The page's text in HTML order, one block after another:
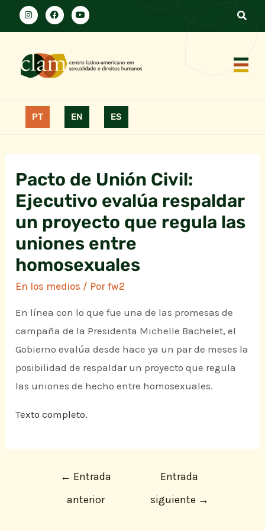
PT EN ES
Pacto de Unión Civil:
Ejecutivo evalúa respaldar
un proyecto que regula las
uniones entre
homosexuales
En los medios / Porfw2
En línea con lo que fue una de las promesas de
campaña de la Presidenta Michelle Bachelet, el
Gobierno evalúa desde hace ya un par de meses la
posibilidad de respaldar un proyecto que regula
las uniones de hecho entre homosexuales.
Texto completo.
← Entrada
anterior
Entrada
siguiente →